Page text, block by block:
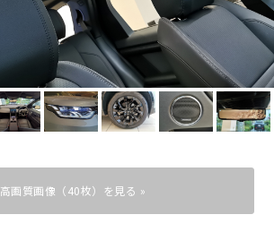
高画質画像（40枚）を見る »